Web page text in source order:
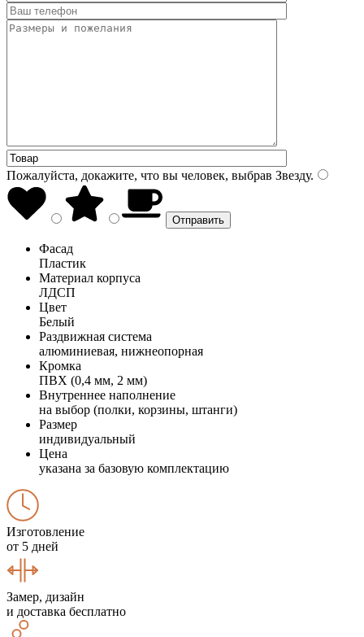
Пожалуйста, докажите, что вы человек, выбрав Звезду.
Фасад
Пластик
Материал корпуса
ЛДСП
Цвет
Белый
Раздвижная система
алюминиевая, нижнеопорная
Кромка
ПВХ (0,4 мм, 2 мм)
Внутреннее наполнение
на выбор (полки, корзины, штанги)
Размер
индивидуальный
Цена
указана за базовую комплектацию
Изготовление
от 5 дней
Замер, дизайн
и доставка бесплатно